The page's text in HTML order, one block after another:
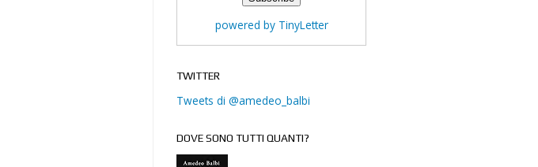
powered by TinyLetter
TWITTER
Tweets di @amedeo_balbi
DOVE SONO TUTTI QUANTI?